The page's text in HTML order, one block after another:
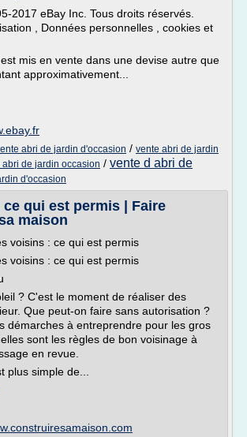
2017 eBay Inc. Tous droits réservés.
, Données personnelles , cookies et
mis en vente dans une devise autre que
approximativement...
abri de jardin d'occasion / vente abri de jardin
abri de jardin occasion / vente d abri de
d'occasion
qui est permis | Faire
maison
voisins : ce qui est permis
voisins : ce qui est permis
? C'est le moment de réaliser des
Que peut-on faire sans autorisation ?
démarches à entreprendre pour les gros
sont les règles de bon voisinage à
en revue.
plus simple de...